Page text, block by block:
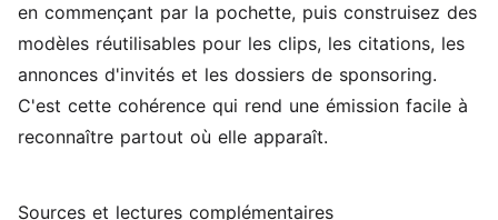
en commençant par la pochette, puis construisez des
modèles réutilisables pour les clips, les citations, les
annonces d'invités et les dossiers de sponsoring.
C'est cette cohérence qui rend une émission facile à
reconnaître partout où elle apparaît.
Sources et lectures complémentaires